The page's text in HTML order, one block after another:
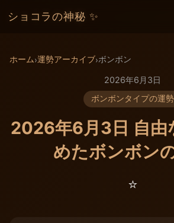
ショコラの神秘 ✨
ホーム›運勢アーカイブ›ボンボン
2026年6月3日
ボンボンタイプの運勢
2026年6月3日 自由
めたボンボン
⭐️